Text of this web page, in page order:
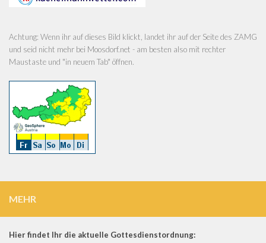
Achtung: Wenn ihr auf dieses Bild klickt, landet ihr auf der Seite des ZAMG
und seid nicht mehr bei Moosdorf.net - am besten also mit rechter
Maustaste und "in neuem Tab" öffnen.
MEHR
Hier findet Ihr die aktuelle Gottesdienstordnung: